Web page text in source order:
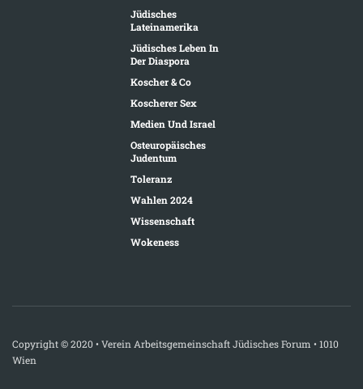
Jüdisches
Lateinamerika
Jüdisches Leben In
Der Diaspora
Koscher & Co
Koscherer Sex
Medien Und Israel
Osteuropäisches
Judentum
Toleranz
Wahlen 2024
Wissenschaft
Wokeness
Copyright © 2020 • Verein Arbeitsgemeinschaft Jüdisches Forum • 1010
Wien